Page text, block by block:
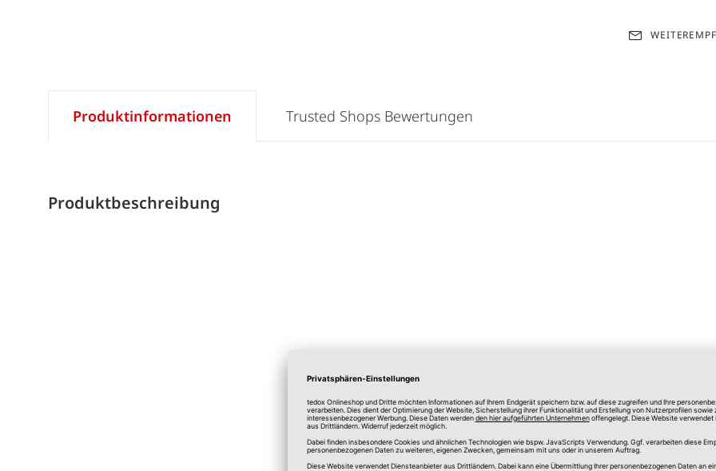
Produktinformationen
Produktbeschreibung
Trusted Shops Bewertungen
*Alle Preise in Euro, inkl. gesetzlicher Mehrwertsteuer, zzgl.